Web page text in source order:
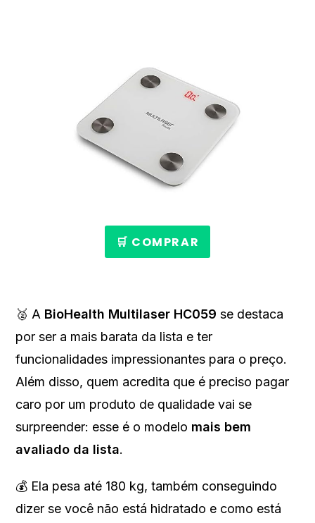
🛒 COMPRAR
🥈 A BioHealth Multilaser HC059 se destaca
por ser a mais barata da lista e ter
funcionalidades impressionantes para o preço.
Além disso, quem acredita que é preciso pagar
caro por um produto de qualidade vai se
surpreender: esse é o modelo mais bem
avaliado da lista.
💰 Ela pesa até 180 kg, também conseguindo
dizer se você não está hidratado e como está